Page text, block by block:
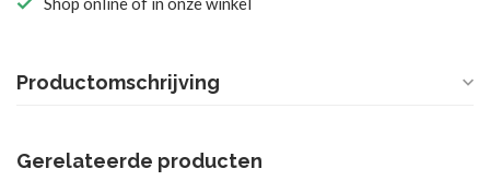
Productomschrijving
Gerelateerde producten